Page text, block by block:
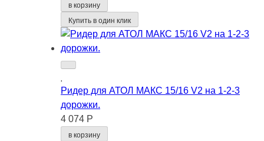
в корзину
Купить в один клик
Ридер для АТОЛ МАКС 15/16 V2 на 1-2-3
дорожки.
4 074 Р
в корзину